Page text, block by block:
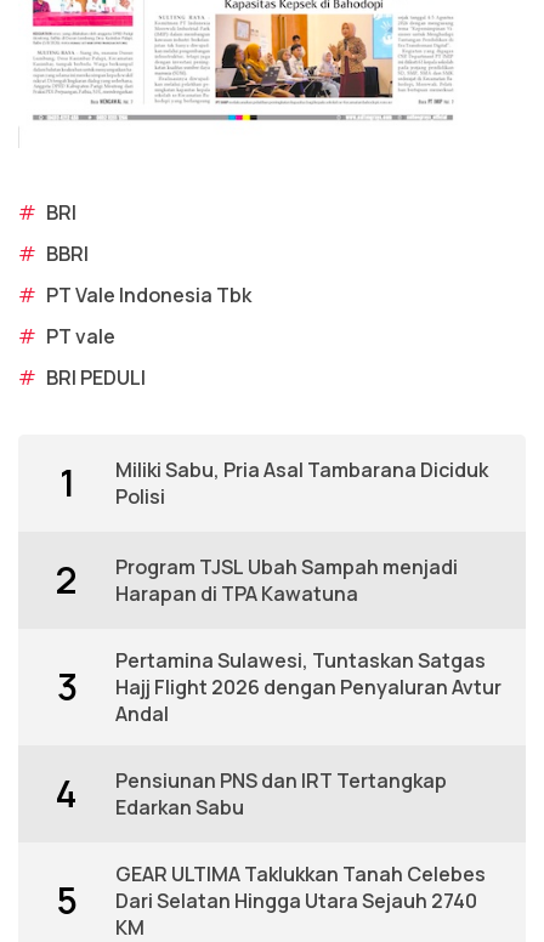
# BRI
# BBRI
# PT Vale Indonesia Tbk
# PT vale
# BRI PEDULI
1
Miliki Sabu, Pria Asal Tambarana Diciduk
Polisi
2
Program TJSL Ubah Sampah menjadi
Harapan di TPA Kawatuna
3
Pertamina Sulawesi, Tuntaskan Satgas
Hajj Flight 2026 dengan Penyaluran Avtur
Andal
4
Pensiunan PNS dan IRT Tertangkap
Edarkan Sabu
5
GEAR ULTIMA Taklukkan Tanah Celebes
Dari Selatan Hingga Utara Sejauh 2740
KM